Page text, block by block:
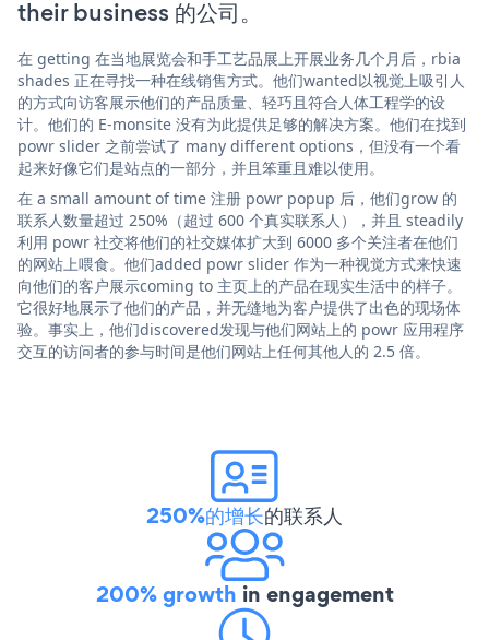
their business 的公司。
在 getting 在当地展览会和手工艺品展上开展业务几个月后，rbia
shades 正在寻找一种在线销售方式。他们wanted以视觉上吸引人
的方式向访客展示他们的产品质量、轻巧且符合人体工程学的设
计。他们的 E-monsite 没有为此提供足够的解决方案。他们在找到
powr slider 之前尝试了 many different options，但没有一个看
起来好像它们是站点的一部分，并且笨重且难以使用。
在 a small amount of time 注册 powr popup 后，他们grow 的
联系人数量超过 250%（超过 600 个真实联系人），并且 steadily
利用 powr 社交将他们的社交媒体扩大到 6000 多个关注者在他们
的网站上喂食。他们added powr slider 作为一种视觉方式来快速
向他们的客户展示coming to 主页上的产品在现实生活中的样子。
它很好地展示了他们的产品，并无缝地为客户提供了出色的现场体
验。事实上，他们discovered发现与他们网站上的 powr 应用程序
交互的访问者的参与时间是他们网站上任何其他人的 2.5 倍。
250%的增长的联系人
200% growth in engagement